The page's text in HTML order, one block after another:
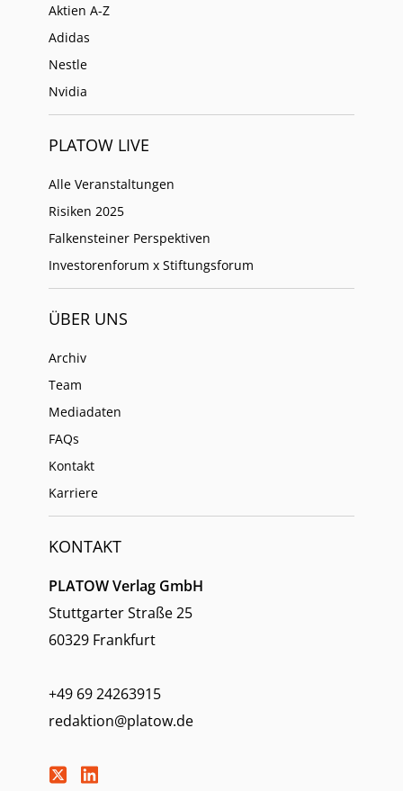
Aktien A-Z
Adidas
Nestle
Nvidia
PLATOW LIVE
Alle Veranstaltungen
Risiken 2025
Falkensteiner Perspektiven
Investorenforum x Stiftungsforum
ÜBER UNS
Archiv
Team
Mediadaten
FAQs
Kontakt
Karriere
KONTAKT
PLATOW Verlag GmbH
Stuttgarter Straße 25
60329 Frankfurt
+49 69 24263915
redaktion@platow.de